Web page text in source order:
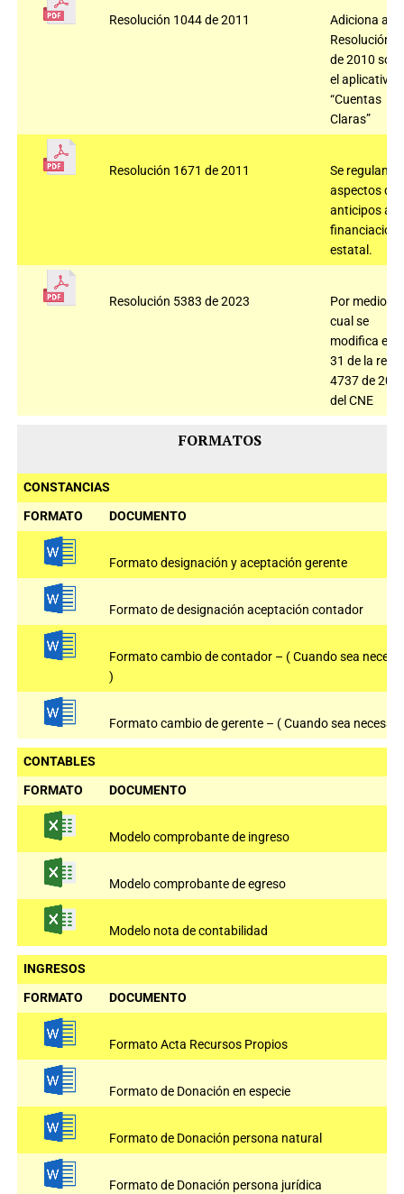
Resolución 1044 de 2011
Adiciona a la
Resolución
de 2010
el aplicativo
“Cuentas
Claras”
Resolución 1671 de 2011
Se regulan
aspectos de
anticipos a la
financiación
estatal.
Resolución 5383 de 2023
Por medio
cual se
modifica el
31 de la res
4737 de
del CNE
FORMATOS
CONSTANCIAS
FORMATO
DOCUMENTO
Formato designación y aceptación gerente
Formato de designación aceptación contador
Formato cambio de contador – ( Cuando sea
)
Formato cambio de gerente – ( Cuando sea
CONTABLES
FORMATO
DOCUMENTO
Modelo comprobante de ingreso
Modelo comprobante de egreso
Modelo nota de contabilidad
INGRESOS
FORMATO
DOCUMENTO
Formato Acta Recursos Propios
Formato de Donación en especie
Formato de Donación persona natural
Formato de Donación persona jurídica